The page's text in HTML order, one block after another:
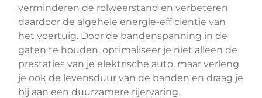
verminderen de rolweerstand en verbeteren
daardoor de algehele energie-efficiëntie van
het voertuig. Door de bandenspanning in de
gaten te houden, optimaliseer je niet alleen de
prestaties van je elektrische auto, maar verleng
je ook de levensduur van de banden en draag je
bij aan een duurzamere rijervaring.